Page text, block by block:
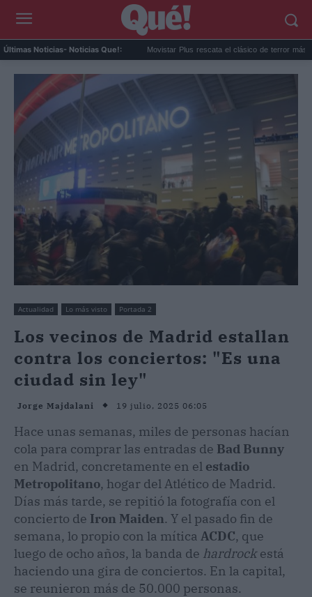
Últimas Noticias- Noticias Que!:
canción: 'Yo Era ... Movistar Plus rescata el clásico de terror más acl...
Actualidad Lo más visto Portada 2
Los vecinos de Madrid estallan
contra los conciertos: "Es una
ciudad sin ley"
Jorge Majdalani 19 julio, 2025 06:05
Hace unas semanas, miles de personas hacían
cola para comprar las entradas de Bad Bunny
en Madrid, concretamente en el estadio
Metropolitano, hogar del Atlético de Madrid.
Días más tarde, se repitió la fotografía con el
concierto de Iron Maiden. Y el pasado fin de
semana, lo propio con la mítica ACDC, que
luego de ocho años, la banda de hardrockestá
haciendo una gira de conciertos. En la capital,
se reunieron más de 50.000 personas.